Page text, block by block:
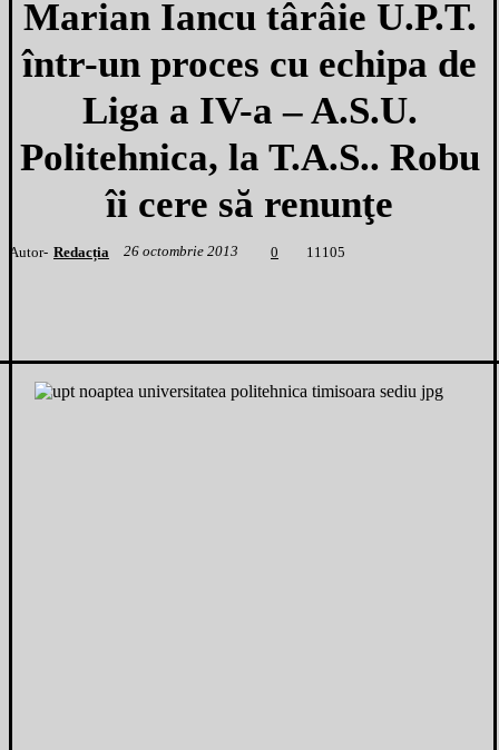
Marian Iancu târâie U.P.T.
într-un proces cu echipa de
Liga a IV-a – A.S.U.
Politehnica, la T.A.S.. Robu
îi cere să renunţe
Autor- Redacția 26 octombrie 2013 0 1 1105